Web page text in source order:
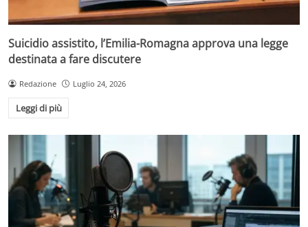
Suicidio assistito, l’Emilia-Romagna approva una legge
destinata a fare discutere
Redazione Luglio 24, 2026
Leggi di più